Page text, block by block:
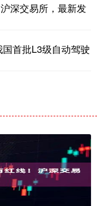
深交易所，最新发
首批L3级自动驾驶